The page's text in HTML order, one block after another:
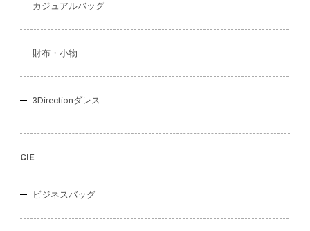
カジュアルバッグ
財布・小物
3Directionダレス
CIE
ビジネスバッグ